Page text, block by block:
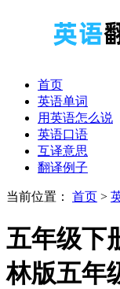
首页
英语单词
用英语怎么说
英语口语
互译意思
翻译例子
当前位置： 首页 >
五年级下
林版五年